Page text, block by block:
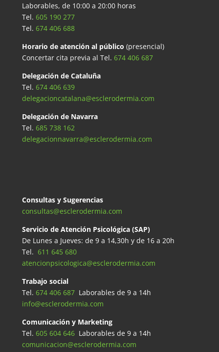
Laborables, de 10:00 a 20:00 horas
Tel. 605 190 277
Tel. 674 406 688
Horario de atención al público (presencial)
Concertar cita previa al Tel. 674 406 687
Delegación de Cataluña
Tel. 674 406 639
delegacioncatalana@esclerodermia.com
Delegación de Navarra
Tel. 685 738 162
delegacionnavarra@esclerodermia.com
Consultas y Sugerencias
consultas@esclerodermia.com
Servicio de Atención Psicológica (SAP)
De Lunes a Jueves: de 9 a 14,30h y de 16 a 20h
Tel. 611 645 680
atencionpsicologica@esclerodermia.com
Trabajo social
Tel. 674 406 687 Laborables de 9 a 14h
info@esclerodermia.com
Comunicación y Marketing
Tel. 605 604 646Laborables de 9 a 14h
comunicacion@esclerodermia.com